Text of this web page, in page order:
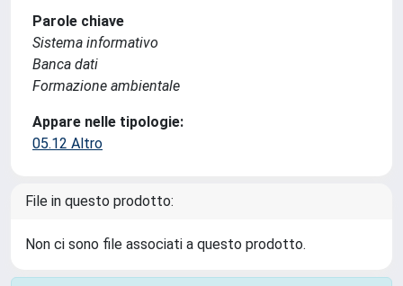
Parole chiave
Sistema informativo
Banca dati
Formazione ambientale
Appare nelle tipologie:
05.12 Altro
File in questo prodotto:
Non ci sono file associati a questo prodotto.